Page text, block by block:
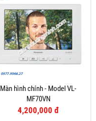
Màn hình chính - Model VL-
MF70VN
4,200,000 đ